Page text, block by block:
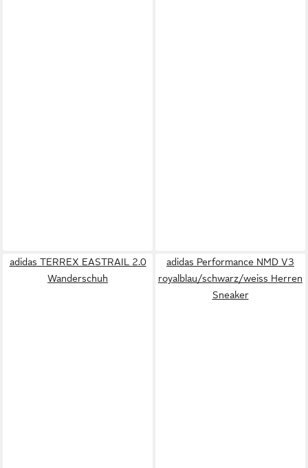
adidas TERREX EASTRAIL 2.0
Wanderschuh
adidas Performance NMD V3
royalblau/schwarz/weiss Herren
Sneaker